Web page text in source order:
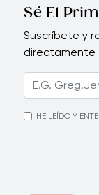
Sé El
Suscríbete y
directamente
HE LEÍDO Y